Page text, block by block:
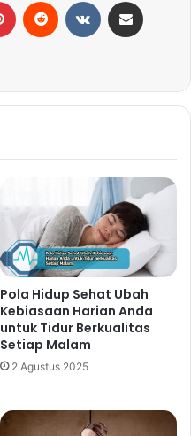
Pola Hidup Sehat Ubah
Kebiasaan Harian Anda
untuk Tidur Berkualitas
Setiap Malam
2 Agustus 2025